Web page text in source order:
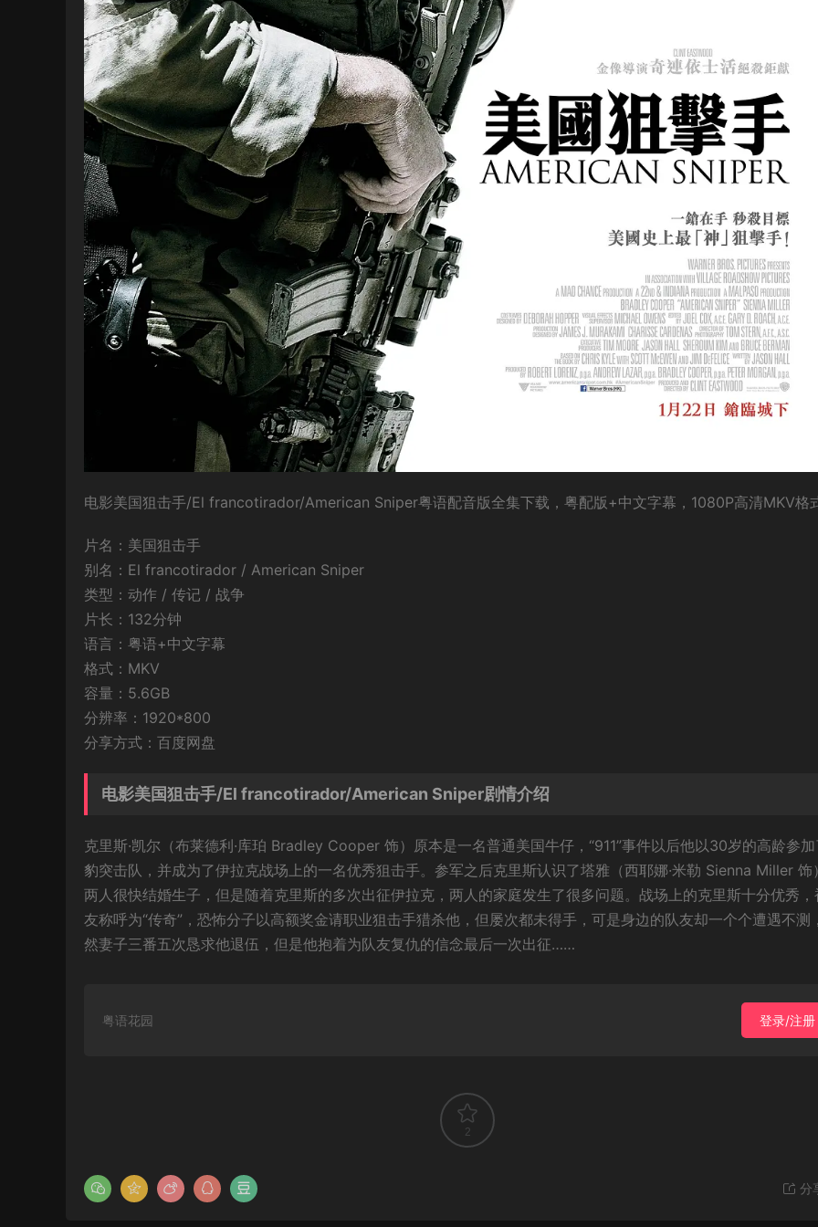
电影美国狙击手/El francotirador/American Sniper粤语配音版全集下载，粤配版+中文字幕，1080P高清MKV格
片名：美国狙击手
别名：El francotirador / American Sniper
类型：动作 / 传记 / 战争
片长：132分钟
语言：粤语+中文字幕
格式：MKV
容量：5.6GB
分辨率：1920*800
分享方式：百度网盘
电影美国狙击手/El francotirador/American Sniper剧情介绍
克里斯·凯尔（布莱德利·库珀 Bradley Cooper 饰）原本是一名普通美国牛仔，“911”事件以后他以30岁的高龄参
豹突击队，并成为了伊拉克战场上的一名优秀狙击手。参军之后克里斯认识了塔雅（西耶娜·米勒 Sienna Miller 饰
两人很快结婚生子，但是随着克里斯的多次出征伊拉克，两人的家庭发生了很多问题。战场上的克里斯十分优秀，
友称呼为“传奇”，恐怖分子以高额奖金请职业狙击手猎杀他，但屡次都未得手，可是身边的队友却一个个遭遇不测
然妻子三番五次恳求他退伍，但是他抱着为队友复仇的信念最后一次出征……
粤语花园 登录/注册
2
分